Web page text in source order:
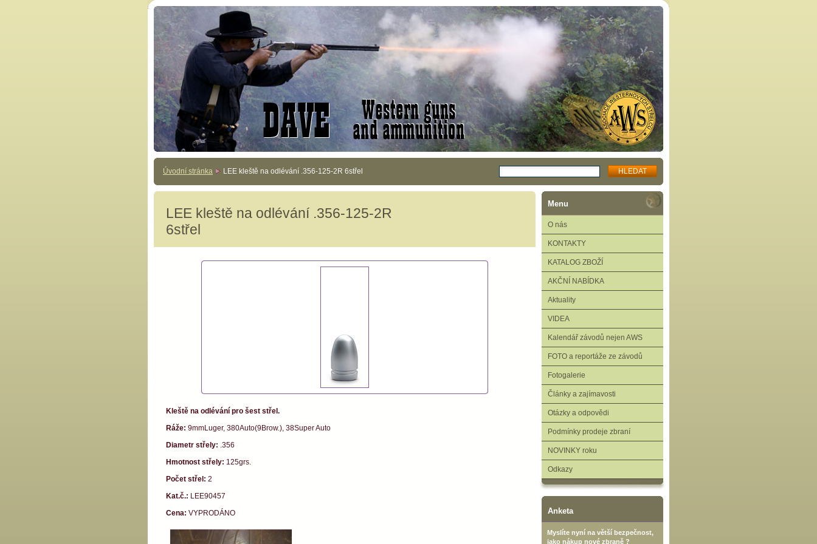
Úvodní stránka LEE kleště na odlévání .356-125-2R 6střel
LEE kleště na odlévání .356-125-2R
6střel
Kleště na odlévání pro šest střel.
Ráže: 9mmLuger, 380Auto(9Brow.), 38Super Auto
Diametr střely: .356
Hmotnost střely: 125grs.
Počet střel: 2
Kat.č.: LEE90457
Cena: VYPRODÁNO
Menu
O nás
KONTAKTY
KATALOG ZBOŽÍ
AKČNÍ NABÍDKA
Aktuality
VIDEA
Kalendář závodů nejen AWS
FOTO a reportáže ze závodů
Fotogalerie
Články a zajímavosti
Otázky a odpovědi
Podmínky prodeje zbraní
NOVINKY roku
Odkazy
Anketa
Myslíte nyní na větší bezpečnost,
jako nákup nové zbraně ?